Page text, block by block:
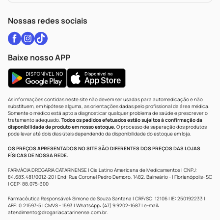
Nossas redes sociais
Baixe nosso APP
As informações contidas neste site não devem ser usadas para automedicação e não
substituem, em hipótese alguma, as orientações dadas pelo profissional da área médica.
Somente o médico está apto a diagnosticar qualquer problema de saúde e prescrever o
tratamento adequado. Todos os pedidos efetuados estão sujeitos à confirmação da
disponibilidade de produto em nosso estoque.O processo de separação dos produtos
pode levar até dois dias úteis dependendo da disponibilidade do estoque em loja.
OS PREÇOS APRESENTADOS NO SITE SÃO DIFERENTES DOS PREÇOS DAS LOJAS
FÍSICAS DE NOSSA REDE.
FARMÁCIA DROGARIA CATARINENSE | Cia Latino Americana de Medicamentos | CNPJ:
84.683.481/0012-20 | End: Rua Coronel Pedro Demoro, 1482, Balneário - | Florianópolis- SC
| CEP: 88.075-300
Farmacêutica Responsável: Simone de Souza Santana | CRF/SC: 12106 | IE: 250192233 |
AFE: 0.21597-5 | CMVS - 1593 | WhatsApp: (47) 9 9202-1687 | e-mail:
atendimento@drogariacatarinense.com.br.